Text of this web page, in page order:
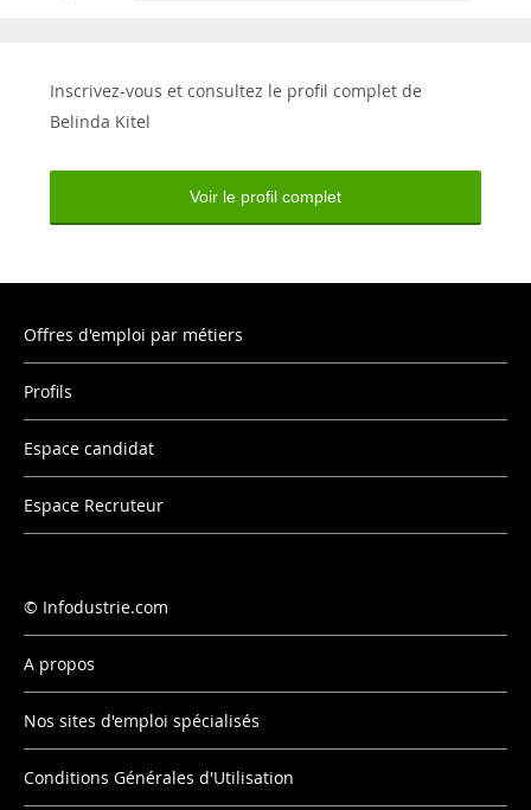
Inscrivez-vous et consultez le profil complet de
Belinda Kitel
Voir le profil complet
Offres d'emploi par métiers
Profils
Espace candidat
Espace Recruteur
Infodustrie.com
A propos
Nos sites d'emploi spécialisés
Conditions Générales d'Utilisation